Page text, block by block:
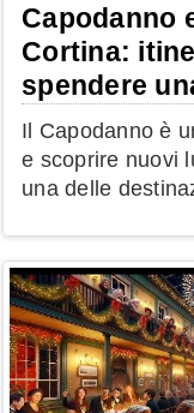
Capodanno
Cortina:
spendere
Il Capodanno è
e scoprire nuovi
una delle